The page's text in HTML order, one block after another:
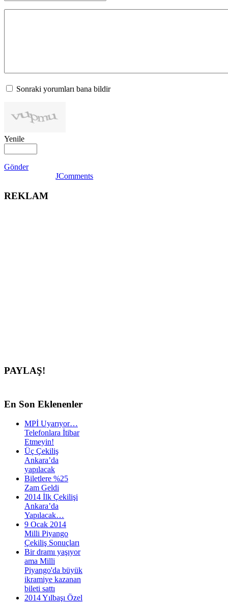
Sonraki yorumları bana bildir
Yenile
Gönder
JComments
REKLAM
PAYLAŞ!
En Son Eklenenler
MPİ Uyarıyor…
Telefonlara İtibar
Etmeyin!
Üç Çekiliş
Ankara’da
yapılacak
Biletlere %25
Zam Geldi
2014 İlk Çekilişi
Ankara’da
Yapılacak…
9 Ocak 2014
Milli Piyango
Çekiliş Sonuçları
Bir dramı yaşıyor
ama Milli
Piyango'da büyük
ikramiye kazanan
bileti sattı
2014 Yılbaşı Özel